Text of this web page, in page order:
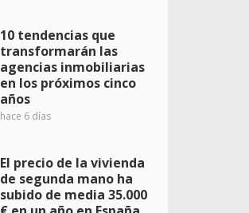
10 tendencias que
transformarán las
agencias inmobiliarias
en los próximos cinco
años
hace 6 días
El precio de la vivienda
de segunda mano ha
subido de media 35.000